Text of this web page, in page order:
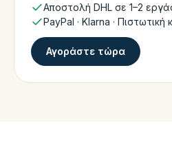
Αποστολή DHL σε 1–2
PayPal · Klarna · Πιστωτική
Αγοράστε τώρα